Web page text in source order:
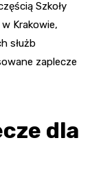
Szkoły
Krakowie,
służb
zaplecze
dla